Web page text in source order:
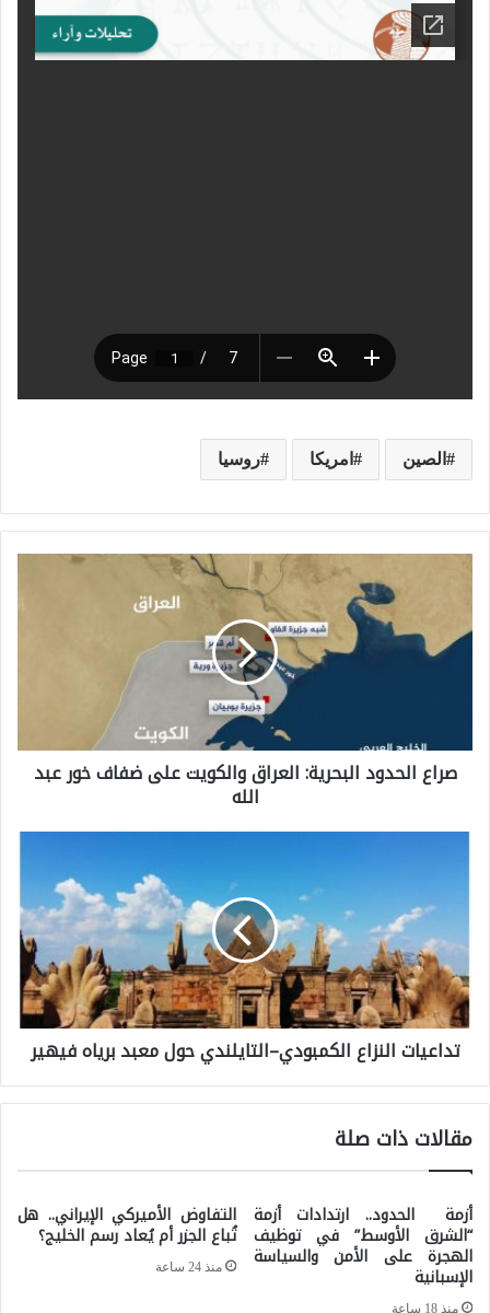
الصين امريكا روسيا
ا
و
ح
ر
ع
ر
صراع الحدود البحرية: العراق والكويت على ضفاف خور عبد
الله
ع
ي
ا
ت
ن
ز
ا
ع
ا
ل
تداعيات النزاع الكمبودي–التايلندي حول معبد برياه فيهير
مقالات ذات صلة
أزمة الحدود.. ارتدادات أزمة
“الشرق الأوسط” في توظيف
الهجرة على الأمن والسياسة
الإسبانية
منذ 18 ساعة
التفاوض الأميركي الإيراني.. هل
تُباع الجزر أم يُعاد رسم الخليج؟
منذ 24 ساعة